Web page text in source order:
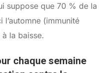
suppose que 70 % de la
l’automne (immunité
la baisse.